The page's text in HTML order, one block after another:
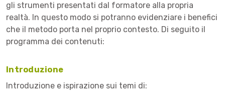
gli strumenti presentati dal formatore alla propria
realtà. In questo modo si potranno evidenziare i benefici
che il metodo porta nel proprio contesto. Di seguito il
programma dei contenuti:
Introduzione
Introduzione e ispirazione sui temi di: